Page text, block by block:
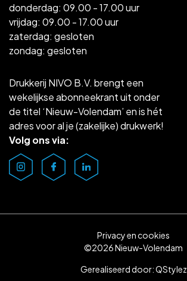
Drukkerij NIVO B.V. brengt een
wekelijkse abonneekrant uit onder
de titel ‘Nieuw-Volendam’ en is hét
adres voor al je (zakelijke) drukwerk!
Volg ons via:
donderdag: 09.00 - 17.00 uur
vrijdag: 09.00 - 17.00 uur
zaterdag: gesloten
zondag: gesloten
Privacy en cookies
©2026 Nieuw-Volendam
Gerealiseerd door:QStylez